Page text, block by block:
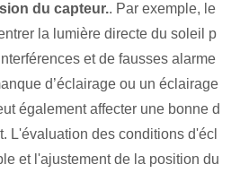
du capteur.. Par exemple, le
la lumière directe du soleil⁤ p
et de fausses alarme
d’éclairage ou un éclairage
également affecter une bonne d
L'évaluation des conditions d'écl
et l'ajustement de la position du